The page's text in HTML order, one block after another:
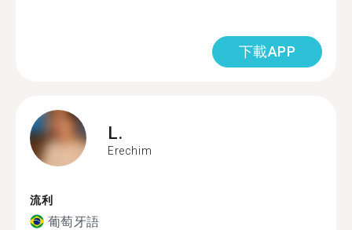
下載APP
L.
Erechim
流利
葡萄牙語